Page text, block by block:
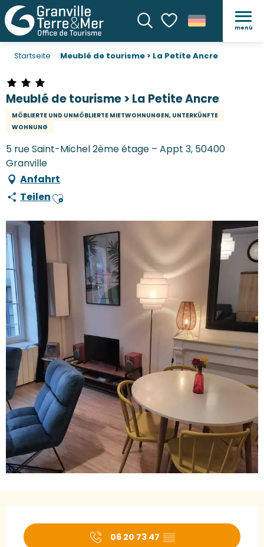
SucheVoir les favoris
menü
Startseite Meublé de tourisme > La Petite Ancre
Meublé de tourisme > La Petite Ancre
MÖBLIERTE UND UNMÖBLIERTE MIETWOHNUNGEN, UNTERKÜNFTE
WOHNUNG
5 rue Saint-Michel 2ème étage – Appt 3, 50400
Granville
Anfahrt
TeilenAjouter aux favoris
06 20 73 47 ▒▒